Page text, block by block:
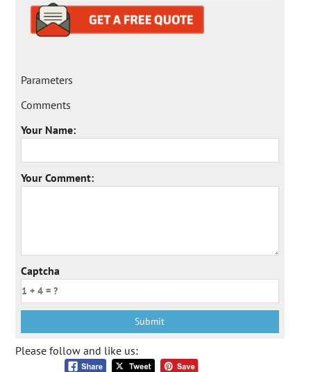
Parameters
Comments
Your Name:
Your Comment:
Captcha
Please follow and like us: